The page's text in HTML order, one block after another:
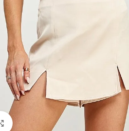
Click para agrandar